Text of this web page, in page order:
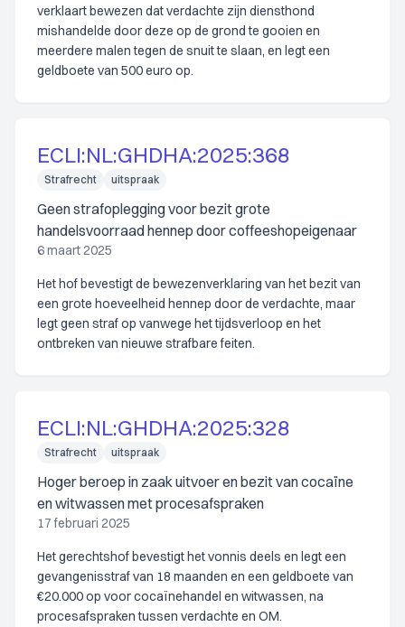
verklaart bewezen dat verdachte zijn diensthond
mishandelde door deze op de grond te gooien en
meerdere malen tegen de snuit te slaan, en legt een
geldboete van 500 euro op.
ECLI:NL:GHDHA:2025:368
Strafrecht uitspraak
Geen strafoplegging voor bezit grote
handelsvoorraad hennep door coffeeshopeigenaar
6 maart 2025
Het hof bevestigt de bewezenverklaring van het bezit van
een grote hoeveelheid hennep door de verdachte, maar
legt geen straf op vanwege het tijdsverloop en het
ontbreken van nieuwe strafbare feiten.
ECLI:NL:GHDHA:2025:328
Strafrecht uitspraak
Hoger beroep in zaak uitvoer en bezit van cocaïne
en witwassen met procesafspraken
17 februari 2025
Het gerechtshof bevestigt het vonnis deels en legt een
gevangenisstraf van 18 maanden en een geldboete van
€20.000 op voor cocaïnehandel en witwassen, na
procesafspraken tussen verdachte en OM.